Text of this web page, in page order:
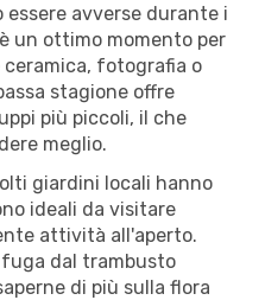
avverse durante i
un ottimo momento per
ceramica, fotografia o
stagione offre
più piccoli, il che
meglio.
giardini locali hanno
ideali da visitare
attività all'aperto.
dal trambusto
di più sulla flora